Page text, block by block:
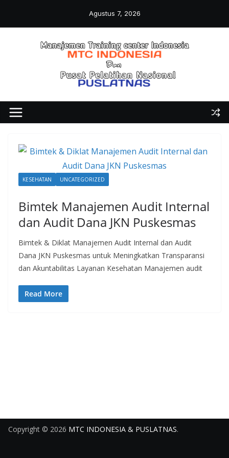
Agustus 7, 2026
KESEHATAN UNCATEGORIZED
Bimtek Manajemen Audit Internal
dan Audit Dana JKN Puskesmas
Bimtek & Diklat Manajemen Audit Internal dan Audit
Dana JKN Puskesmas untuk Meningkatkan Transparansi
dan Akuntabilitas Layanan Kesehatan Manajemen audit
Read More
Copyright © 2026 MTC INDONESIA & PUSLATNAS.